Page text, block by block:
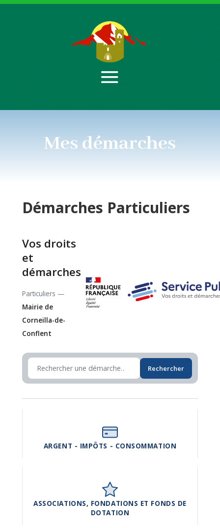
Mes démarches
Démarches Particuliers
Vos droits
et
démarches
Particuliers —
Mairie de
Corneilla-de-
Conflent
Rechercher
ARGENT - IMPÔTS - CONSOMMATION
ASSOCIATIONS, FONDATIONS ET FONDS DE
DOTATION